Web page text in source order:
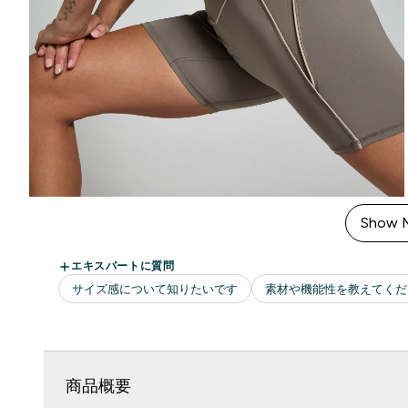
Show
商品概要